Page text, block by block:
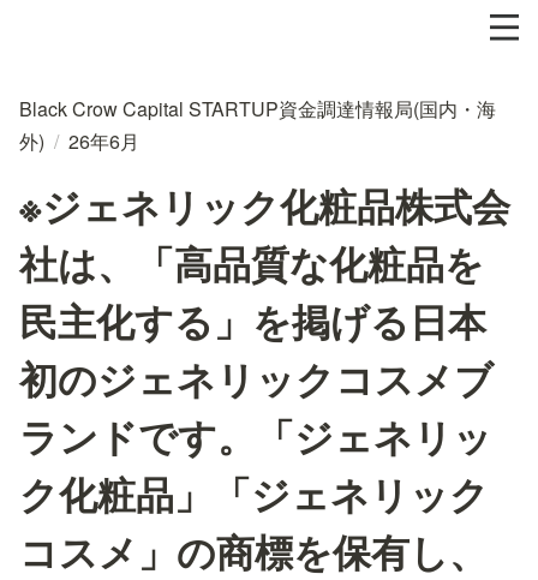
Black Crow Capital STARTUP資金調達情報局(国内・海
外) / 26年6月
※ジェネリック化粧品株式会
社は、「高品質な化粧品を
民主化する」を掲げる日本
初のジェネリックコスメブ
ランドです。「ジェネリッ
ク化粧品」「ジェネリック
コスメ」の商標を保有し、